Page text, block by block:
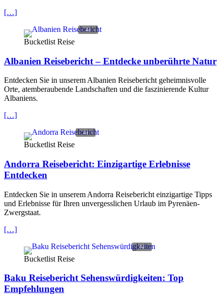
[…]
Bucketlist Reise
Albanien Reisebericht – Entdecke unberührte Natur
Entdecken Sie in unserem Albanien Reisebericht geheimnisvolle
Orte, atemberaubende Landschaften und die faszinierende Kultur
Albaniens.
[…]
Bucketlist Reise
Andorra Reisebericht: Einzigartige Erlebnisse
Entdecken
Entdecken Sie in unserem Andorra Reisebericht einzigartige Tipps
und Erlebnisse für Ihren unvergesslichen Urlaub im Pyrenäen-
Zwergstaat.
[…]
Bucketlist Reise
Baku Reisebericht Sehenswürdigkeiten: Top
Empfehlungen